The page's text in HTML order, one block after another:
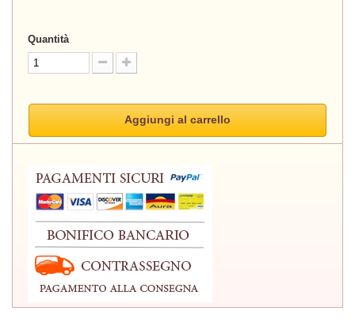
Quantità
Aggiungi al carrello